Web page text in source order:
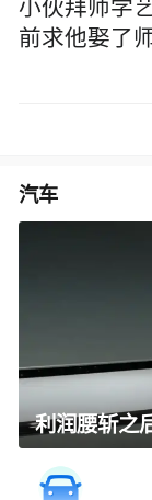
小伙拜师学
前求他娶了
汽车